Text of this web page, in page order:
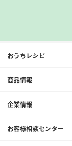
おうちレシピ
商品情報
企業情報
お客様相談センター